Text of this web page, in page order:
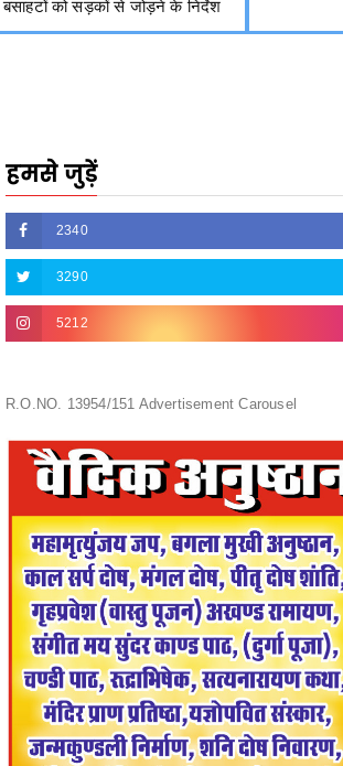
2340
3290
5212
R.O.NO. 13954/151 Advertisement Carousel